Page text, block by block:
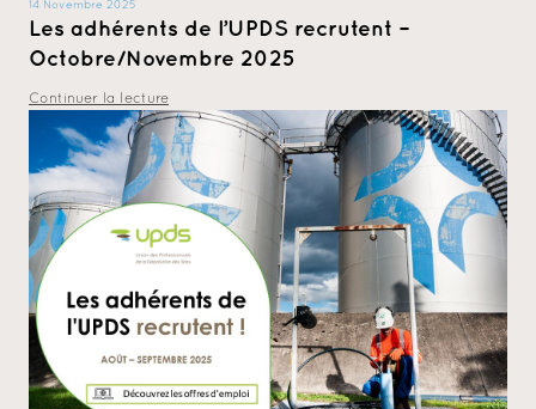
14 Novembre 2025
Les adhérents de l’UPDS recrutent –
Octobre/Novembre 2025
Continuer la lecture